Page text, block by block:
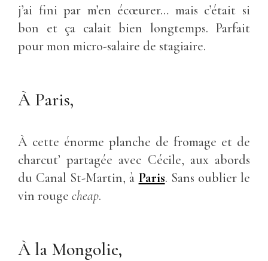
j’ai fini par m’en écœurer… mais c’était si
bon et ça calait bien longtemps. Parfait
pour mon micro-salaire de stagiaire.
À Paris,
À cette énorme planche de fromage et de
charcut’ partagée avec Cécile, aux abords
du Canal St-Martin, à Paris. Sans oublier le
vin rouge cheap.
À la Mongolie,